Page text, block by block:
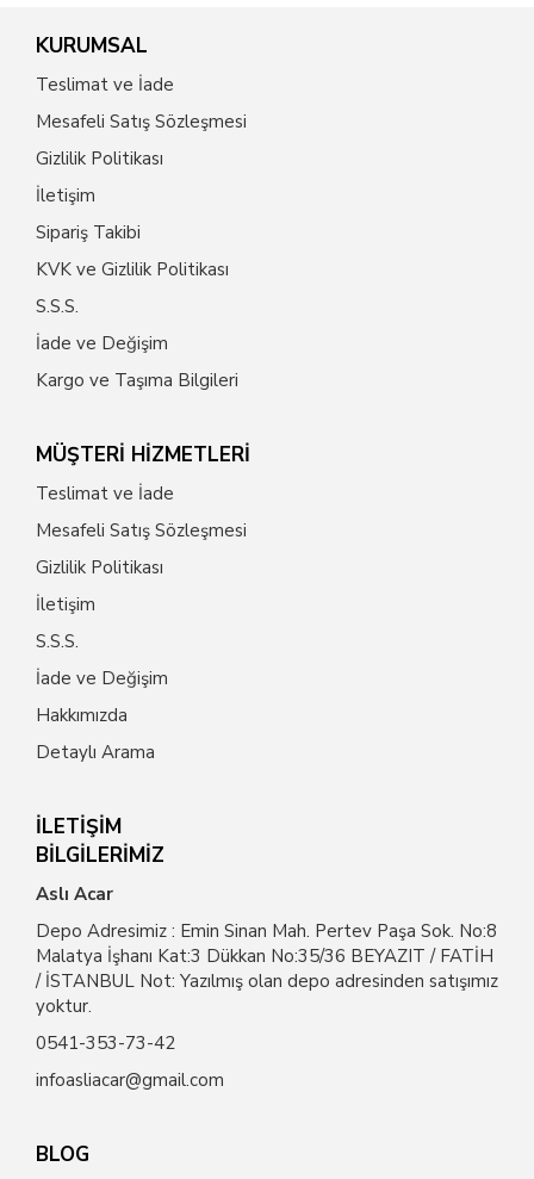
KURUMSAL
Teslimat ve İade
Mesafeli Satış Sözleşmesi
Gizlilik Politikası
İletişim
Sipariş Takibi
KVK ve Gizlilik Politikası
S.S.S.
İade ve Değişim
Kargo ve Taşıma Bilgileri
MÜŞTERİ HİZMETLERİ
Teslimat ve İade
Mesafeli Satış Sözleşmesi
Gizlilik Politikası
İletişim
S.S.S.
İade ve Değişim
Hakkımızda
Detaylı Arama
İLETİŞİM
BİLGİLERİMİZ
Aslı Acar
Depo Adresimiz : Emin Sinan Mah. Pertev Paşa Sok. No:8
Malatya İşhanı Kat:3 Dükkan No:35/36 BEYAZIT / FATİH
/ İSTANBUL Not: Yazılmış olan depo adresinden satışımız
yoktur.
0541-353-73-42
infoasliacar@gmail.com
BLOG